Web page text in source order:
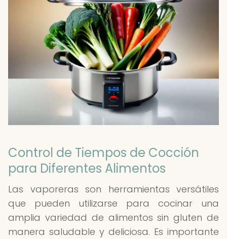
Control de Tiempos de Cocción
para Diferentes Alimentos
Las vaporeras son herramientas versátiles
que pueden utilizarse para cocinar una
amplia variedad de alimentos sin gluten de
manera saludable y deliciosa. Es importante